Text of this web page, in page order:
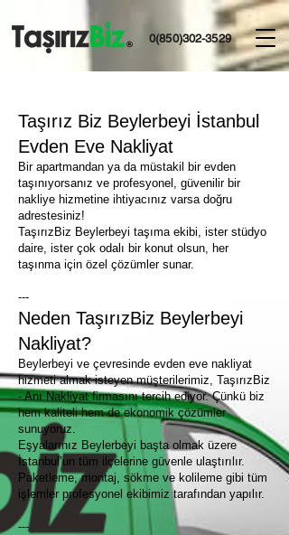
0(850)302-3529
Taşırız Biz Beylerbeyi İstanbul
Evden Eve Nakliyat
Bir apartmandan ya da müstakil bir evden
taşınıyorsanız ve profesyonel, güvenilir bir
nakliye hizmetine ihtiyacınız varsa doğru
adrestesiniz!
TaşırızBiz Beylerbeyi taşıma ekibi, ister stüdyo
daire, ister çok odalı bir konut olsun, her
taşınma için özel çözümler sunar.
---
Neden TaşırızBiz Beylerbeyi
Nakliyat?
Beylerbeyi ve çevresinde evden eve nakliyat
hizmeti almak isteyen müşterilerimiz, TaşırızBiz
- Anı Nakliyat firmasını tercih ediyor. Çünkü biz
hem kaliteli hem de ekonomik çözümler
sunuyoruz.
Eşyalarınız Beylerbeyi başta olmak üzere
İstanbul’un tüm ilçelerine güvenle ulaştırılır.
Paketleme, montaj, sökme ve kolileme gibi tüm
işlemler profesyonel ekibimiz tarafından yapılır.
---